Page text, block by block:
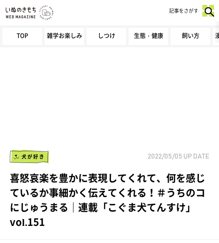
TOP 雑学お楽しみ しつけ 生態・健康 飼い方
記事をさがす
犬が好き 2022/05/05 UP DATE
喜怒哀楽を豊かに表現してくれて、何を感じ
ているか事細かく伝えてくれる！＃うちのコ
にじゅうまる｜連載「こぐま犬てんすけ」
vol.151